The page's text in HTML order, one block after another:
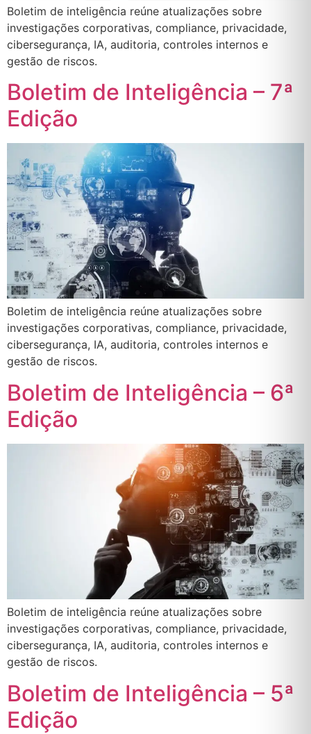
Boletim de inteligência reúne atualizações sobre
investigações corporativas, compliance, privacidade,
cibersegurança, IA, auditoria, controles internos e
gestão de riscos.
Boletim de Inteligência – 7ª
Edição
Boletim de inteligência reúne atualizações sobre
investigações corporativas, compliance, privacidade,
cibersegurança, IA, auditoria, controles internos e
gestão de riscos.
Boletim de Inteligência – 6ª
Edição
Boletim de inteligência reúne atualizações sobre
investigações corporativas, compliance, privacidade,
cibersegurança, IA, auditoria, controles internos e
gestão de riscos.
Boletim de Inteligência – 5ª
Edição